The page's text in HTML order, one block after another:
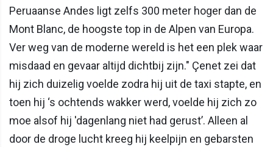
Peruaanse Andes ligt zelfs 300 meter hoger dan de
Mont Blanc, de hoogste top in de Alpen van Europa.
Ver weg van de moderne wereld is het een plek waar
misdaad en gevaar altijd dichtbij zijn." Çenet zei dat
hij zich duizelig voelde zodra hij uit de taxi stapte, en
toen hij ‘s ochtends wakker werd, voelde hij zich zo
moe alsof hij 'dagenlang niet had gerust’. Alleen al
door de droge lucht kreeg hij keelpijn en gebarsten